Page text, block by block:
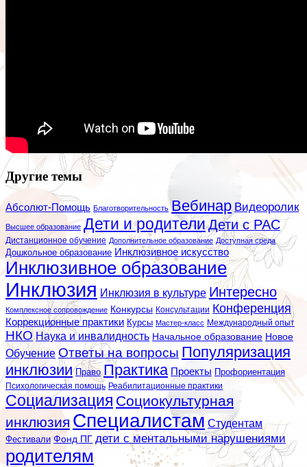
Другие темы
Абсолют-Помощь Благотворительность Вебинар Видеоролик
Высшее образование Дети и родителиДети с РАС
Дистанционное обучение Дополнительное образование Доступная среда
Дошкольное образование Инклюзивное искусство
Инклюзивное образование
Инклюзия Инклюзия в культуре Интересно
Комплексное сопровождение Конкурсы Консультации Конференция
Коррекционные практики Курсы Мастер-класс Международный опыт
НКО Наука и инвалидность Начальное образование Новое
Обучение Ответы на вопросы Популяризация
инклюзии Право Практика Проекты Профориентация
Психологическая помощь Реабилитационные практики
Социализация Социокультурная
инклюзия Специалистам Студентам
Фестивали Фонд ПГ дети с ментальными нарушениями
родителям